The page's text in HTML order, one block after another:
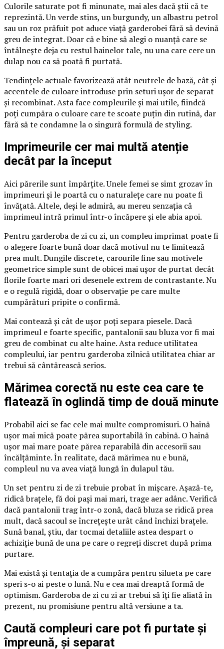
Culorile saturate pot fi minunate, mai ales dacă știi că te
reprezintă. Un verde stins, un burgundy, un albastru petrol
sau un roz prăfuit pot aduce viață garderobei fără să devină
greu de integrat. Doar că e bine să alegi o nuanță care se
întâlnește deja cu restul hainelor tale, nu una care cere un
dulap nou ca să poată fi purtată.
Tendințele actuale favorizează atât neutrele de bază, cât și
accentele de culoare introduse prin seturi ușor de separat
și recombinat. Asta face compleurile și mai utile, fiindcă
poți cumpăra o culoare care te scoate puțin din rutină, dar
fără să te condamne la o singură formulă de styling.
Imprimeurile cer mai multă atenție
decât par la început
Aici părerile sunt împărțite. Unele femei se simt grozav în
imprimeuri și le poartă cu o naturalețe care nu poate fi
învățată. Altele, deși le admiră, au mereu senzația că
imprimeul intră primul într-o încăpere și ele abia apoi.
Pentru garderoba de zi cu zi, un compleu imprimat poate fi
o alegere foarte bună doar dacă motivul nu te limitează
prea mult. Dungile discrete, carourile fine sau motivele
geometrice simple sunt de obicei mai ușor de purtat decât
florile foarte mari ori desenele extrem de contrastante. Nu
e o regulă rigidă, doar o observație pe care multe
cumpărături pripite o confirmă.
Mai contează și cât de ușor poți separa piesele. Dacă
imprimeul e foarte specific, pantalonii sau bluza vor fi mai
greu de combinat cu alte haine. Asta reduce utilitatea
compleului, iar pentru garderoba zilnică utilitatea chiar ar
trebui să cântărească serios.
Mărimea corectă nu este cea care te
flatează în oglindă timp de două minute
Probabil aici se fac cele mai multe compromisuri. O haină
ușor mai mică poate părea suportabilă în cabină. O haină
ușor mai mare poate părea reparabilă din accesorii sau
încălțăminte. În realitate, dacă mărimea nu e bună,
compleul nu va avea viață lungă în dulapul tău.
Un set pentru zi de zi trebuie probat în mișcare. Așază-te,
ridică brațele, fă doi pași mai mari, trage aer adânc. Verifică
dacă pantalonii trag într-o zonă, dacă bluza se ridică prea
mult, dacă sacoul se încrețește urât când închizi brațele.
Sună banal, știu, dar tocmai detaliile astea despart o
achiziție bună de una pe care o regreți discret după prima
purtare.
Mai există și tentația de a cumpăra pentru silueta pe care
speri s-o ai peste o lună. Nu e cea mai dreaptă formă de
optimism. Garderoba de zi cu zi ar trebui să îți fie aliată în
prezent, nu promisiune pentru altă versiune a ta.
Caută compleuri care pot fi purtate și
împreună, și separat